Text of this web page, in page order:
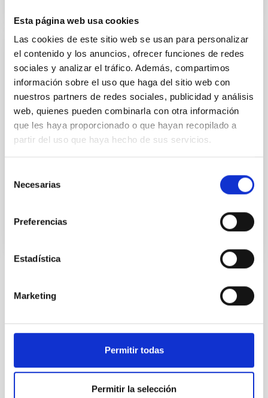
Esta página web usa cookies
Las cookies de este sitio web se usan para personalizar
el contenido y los anuncios, ofrecer funciones de redes
sociales y analizar el tráfico. Además, compartimos
información sobre el uso que haga del sitio web con
nuestros partners de redes sociales, publicidad y análisis
web, quienes pueden combinarla con otra información
que les haya proporcionado o que hayan recopilado a
partir del uso que haya hecho de sus servicios.
Necesarias
Preferencias
Estadística
Marketing
Permitir todas
Permitir la selección
PRESS RELEASE
The Law of the Sky is 30 years old
The IAC and the Canary Island Observatories are
celebrating this anniversary with a series of activities
in the framework of the “Protect your sky” initiative,
with which they will remind people of the importance
and the scope of the “Law for the Protection of the
Astronomical Quality of the Observatories of the
PHOTOMONTAGE
AGREEMENT